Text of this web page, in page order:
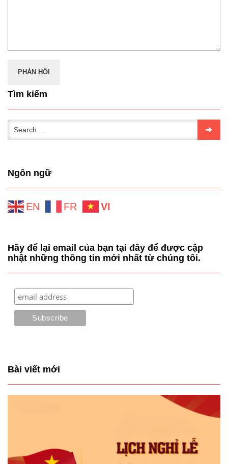
Tìm kiếm
Ngôn ngữ
EN FR VI
Hãy để lại email của bạn tại đây để được cập
nhật những thông tin mới nhất từ chúng tôi.
Bài viết mới